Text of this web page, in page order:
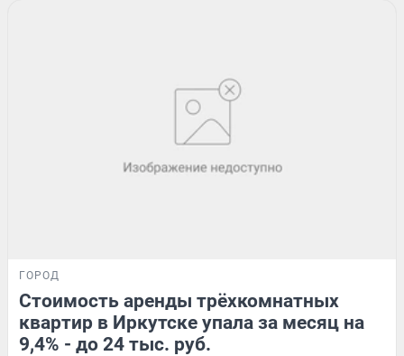
ГОРОД
Стоимость аренды трёхкомнатных
квартир в Иркутске упала за месяц на
9,4% - до 24 тыс. руб.